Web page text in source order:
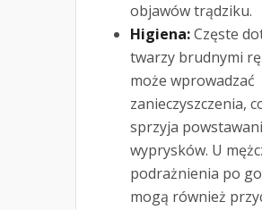
objawów trądziku.
Higiena:Częste
twarzy brudnymi
może wprowadzać
zanieczyszczenia,
sprzyja
wyprysków. U
podrażnienia po
mogą również